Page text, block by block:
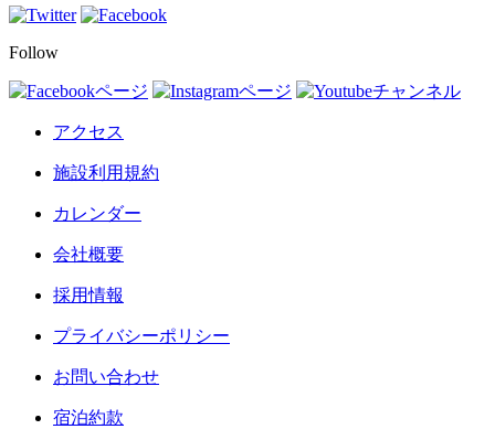
Follow
アクセス
施設利用規約
カレンダー
会社概要
採用情報
プライバシーポリシー
お問い合わせ
宿泊約款